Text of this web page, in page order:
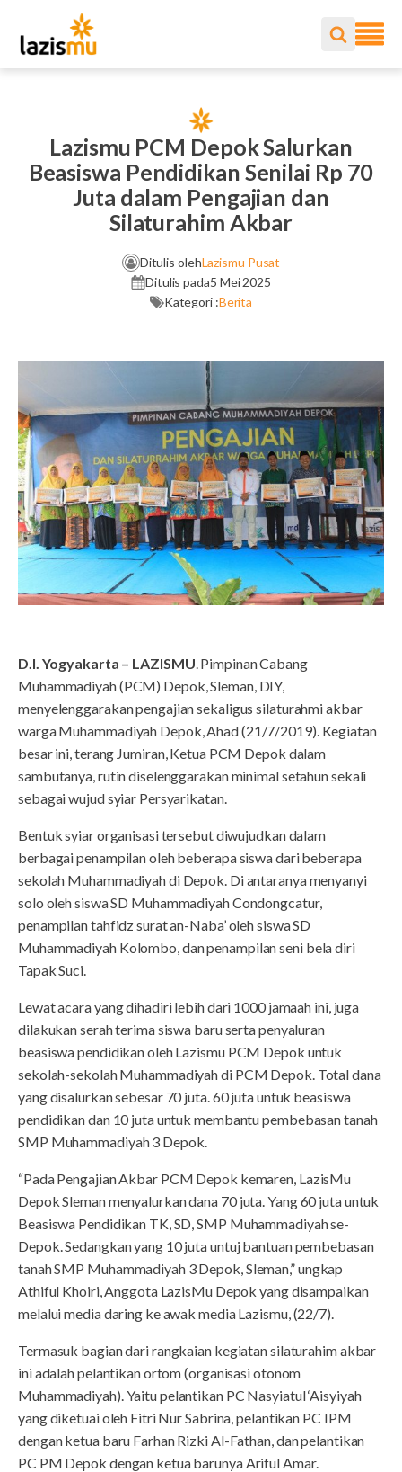
Lazismu PCM Depok Salurkan
Beasiswa Pendidikan Senilai Rp 70
Juta dalam Pengajian dan
Silaturahim Akbar
Ditulis olehLazismu Pusat
Ditulis pada5 Mei 2025
Kategori :Berita
D.I. Yogyakarta – LAZISMU. Pimpinan Cabang
Muhammadiyah (PCM) Depok, Sleman, DIY,
menyelenggarakan pengajian sekaligus silaturahmi akbar
warga Muhammadiyah Depok, Ahad (21/7/2019). Kegiatan
besar ini, terang Jumiran, Ketua PCM Depok dalam
sambutanya, rutin diselenggarakan minimal setahun sekali
sebagai wujud syiar Persyarikatan.
Bentuk syiar organisasi tersebut diwujudkan dalam
berbagai penampilan oleh beberapa siswa dari beberapa
sekolah Muhammadiyah di Depok. Di antaranya menyanyi
solo oleh siswa SD Muhammadiyah Condongcatur,
penampilan tahfidz surat an-Naba’ oleh siswa SD
Muhammadiyah Kolombo, dan penampilan seni bela diri
Tapak Suci.
Lewat acara yang dihadiri lebih dari 1000 jamaah ini, juga
dilakukan serah terima siswa baru serta penyaluran
beasiswa pendidikan oleh Lazismu PCM Depok untuk
sekolah-sekolah Muhammadiyah di PCM Depok. Total dana
yang disalurkan sebesar 70 juta. 60 juta untuk beasiswa
pendidikan dan 10 juta untuk membantu pembebasan tanah
SMP Muhammadiyah 3 Depok.
“Pada Pengajian Akbar PCM Depok kemaren, LazisMu
Depok Sleman menyalurkan dana 70 juta. Yang 60 juta untuk
Beasiswa Pendidikan TK, SD, SMP Muhammadiyah se-
Depok. Sedangkan yang 10 juta untuj bantuan pembebasan
tanah SMP Muhammadiyah 3 Depok, Sleman,” ungkap
Athiful Khoiri, Anggota LazisMu Depok yang disampaikan
melalui media daring ke awak media Lazismu, (22/7).
Termasuk bagian dari rangkaian kegiatan silaturahim akbar
ini adalah pelantikan ortom (organisasi otonom
Muhammadiyah). Yaitu pelantikan PC Nasyiatul ‘Aisyiyah
yang diketuai oleh Fitri Nur Sabrina, pelantikan PC IPM
dengan ketua baru Farhan Rizki Al-Fathan, dan pelantikan
PC PM Depok dengan ketua barunya Ariful Amar.